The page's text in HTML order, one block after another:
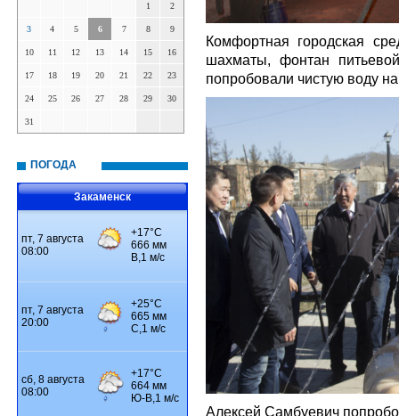
1 2
3 4 5 6 7 8 9
10 11 12 13 14 15 16
17 18 19 20 21 22 23
24 25 26 27 28 29 30
31
ПОГОДА
Закаменск
Комфортная городская
шахматы, фонтан
попробовали чистую воду на
Алексей Самбуевич